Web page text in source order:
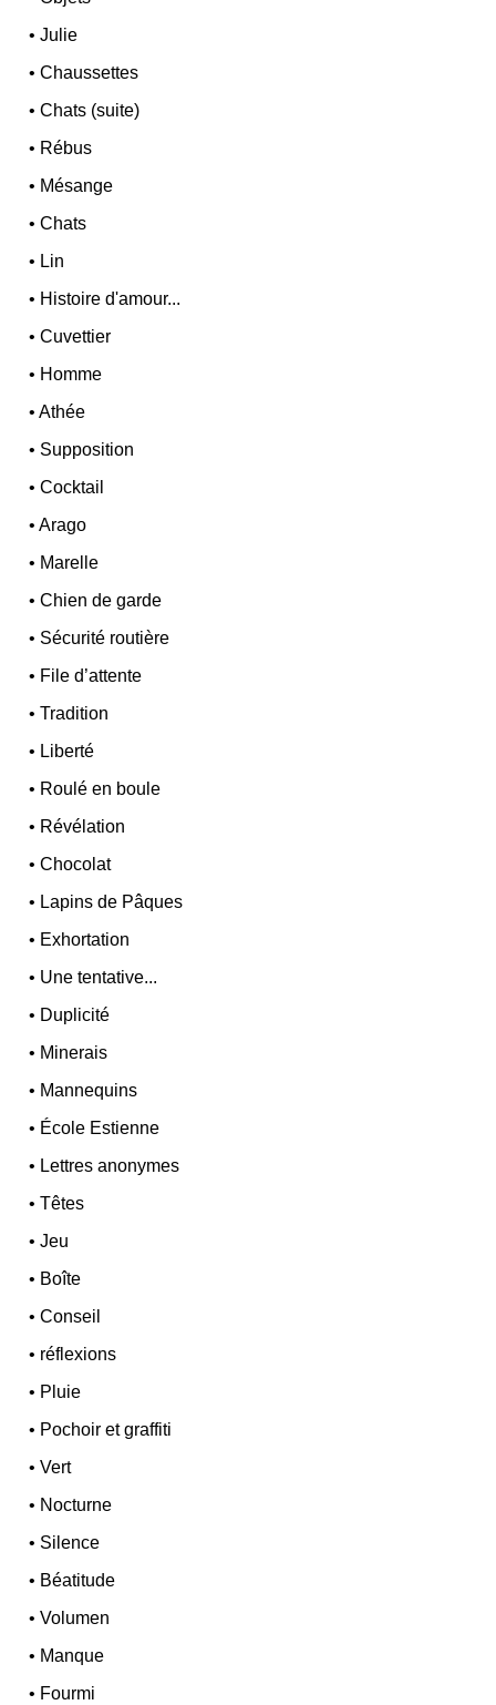
•Julie
•Chaussettes
•Chats (suite)
• Rébus
• Mésange
•Chats
• Lin
• Histoire d'amour...
•Cuvettier
• Homme
•Athée
• Supposition
•Cocktail
•Arago
• Marelle
•Chien de garde
• Sécurité routière
• File d’attente
•Tradition
• Liberté
• Roulé en boule
• Révélation
•Chocolat
• Lapins de Pâques
• Exhortation
• Une tentative...
• Duplicité
• Minerais
• Mannequins
• École Estienne
• Lettres anonymes
•Têtes
•Jeu
• Boîte
•Conseil
• réflexions
• Pluie
• Pochoir et graffiti
•Vert
• Nocturne
• Silence
• Béatitude
•Volumen
• Manque
• Fourmi